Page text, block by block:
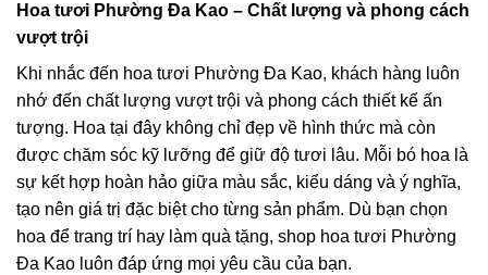
Hoa tươi Phường Đa Kao – Chất lượng và phong cách
vượt trội
Khi nhắc đến hoa tươi Phường Đa Kao, khách hàng luôn
nhớ đến chất lượng vượt trội và phong cách thiết kế ấn
tượng. Hoa tại đây không chỉ đẹp về hình thức mà còn
được chăm sóc kỹ lưỡng để giữ độ tươi lâu. Mỗi bó hoa là
sự kết hợp hoàn hảo giữa màu sắc, kiểu dáng và ý nghĩa,
tạo nên giá trị đặc biệt cho từng sản phẩm. Dù bạn chọn
hoa để trang trí hay làm quà tặng, shop hoa tươi Phường
Đa Kao luôn đáp ứng mọi yêu cầu của bạn.